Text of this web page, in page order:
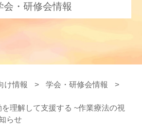
会・研修会情報
け情報 > 学会・研修会情報
>
理解して支援する ~作業療法の視
らせ